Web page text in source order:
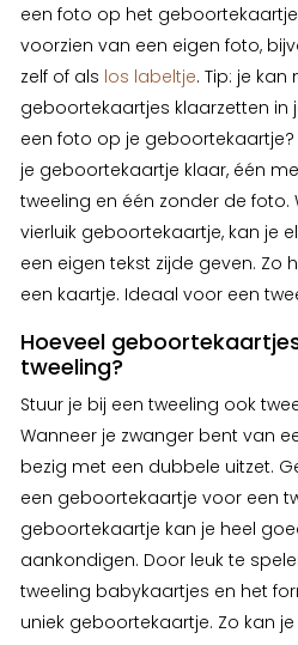
een foto op het
voorzien van een eigen foto,
zelf of als los labeltje. Tip: je kan
geboortekaartjes klaarzetten in
een foto op je
je geboortekaartje klaar, één
tweeling en één zonder de foto.
vierluik geboortekaartje, kan je
een eigen tekst zijde geven. Zo
een kaartje. Ideaal voor een
Hoeveel
tweeling?
Stuur je bij een tweeling ook
Wanneer je zwanger bent van
bezig met een dubbele uitzet.
een geboortekaartje voor een
geboortekaartje kan je heel
aankondigen. Door leuk te
tweeling babykaartjes en het
uniek geboortekaartje. Zo kan